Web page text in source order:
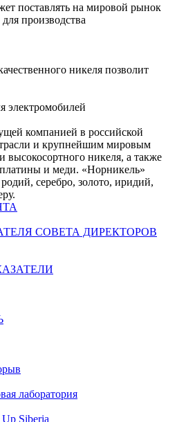
поставлять на мировой рынок
производства
никеля позволит
электромобилей
компанией в российской
и крупнейшим мировым
высокосортного никеля, а также
и меди. «Норникель»
серебро, золото, иридий,
СОВЕТА ДИРЕКТОРОВ
лаборатория
Siberia